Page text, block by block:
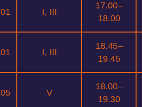
I, III
17.00–
18.00
I, III
18.45–
19.45
V
18.00–
19.30